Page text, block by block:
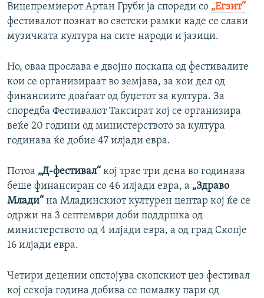
Вицепремиерот Артан Груби ја спореди со „Егзит“
фестивалот познат во светски рамки каде се слави
музичката култура на сите народи и јазици.
Но, оваа прослава е двојно поскапа од фестивалите
кои се организираат во земјава, за кои дел од
финансиите доаѓаат од буџетот за култура. За
споредба Фестивалот Таксират кој се организира
веќе 20 години од министерството за култура
годинава ќе добие 47 илјади евра.
Потоа „Д-фестивал“ кој трае три дена во годинава
беше финансиран со 46 илјади евра, а „Здраво
Млади“ на Младинскиот културен центар кој ќе се
одржи на 3 септември доби поддршка од
министерството од 4 илјади евра, а од град Скопје
16 илјади евра.
Четири децении опстојува скопскиот џез фестивал
кој секоја година добива се помалку пари од